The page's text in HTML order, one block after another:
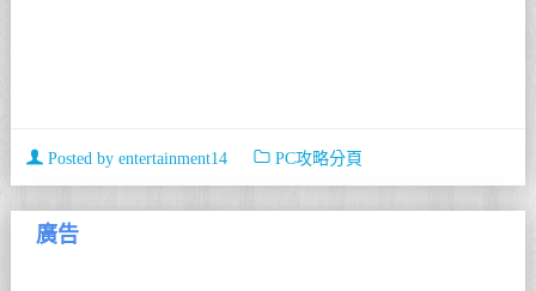
Posted by entertainment14 PC攻略分頁
廣告